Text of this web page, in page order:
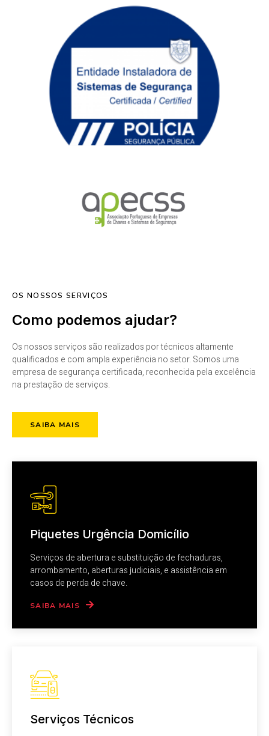
OS NOSSOS SERVIÇOS
Como podemos ajudar?
Os nossos serviços são realizados por técnicos altamente
qualificados e com ampla experiência no setor. Somos uma
empresa de segurança certificada, reconhecida pela excelência
na prestação de serviços.
SAIBA MAIS
Piquetes Urgência Domicílio
Serviços de abertura e substituição de fechaduras,
arrombamento, aberturas judiciais, e assistência em
casos de perda de chave.
SAIBA MAIS
Serviços Técnicos